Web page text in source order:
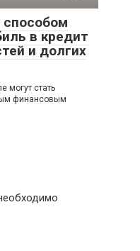
в кредит
и долгих
могут стать
финансовым